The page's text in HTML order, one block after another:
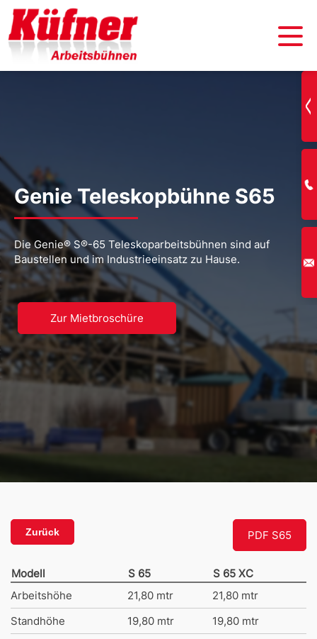
Genie Teleskopbühne S65
Die Genie® S®-65 Teleskoparbeitsbühnen sind auf
Baustellen und im Industrieeinsatz zu Hause.
Zur Mietbroschüre
Zurück PDF S65
Modell S 65
S 65 XC
Arbeitshöhe
21,80 mtr
21,80 mtr
Standhöhe
19,80 mtr 19,80 mtr